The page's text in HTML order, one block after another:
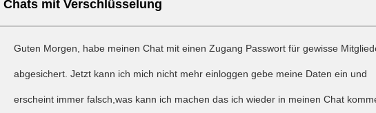
Chats mit Verschlüsselung
Guten Morgen, habe meinen Chat mit einen Zugang Passwort für gewisse
abgesichert. Jetzt kann ich mich nicht mehr einloggen gebe meine Daten ein und
erscheint immer falsch,was kann ich machen das ich wieder in meinen Chat